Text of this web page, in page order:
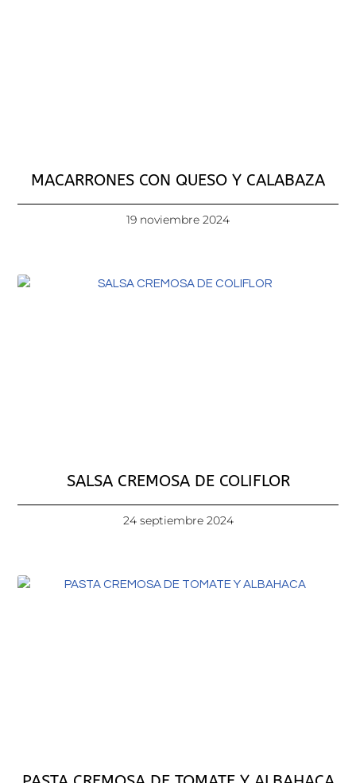
MACARRONES CON QUESO Y CALABAZA
19 noviembre 2024
SALSA CREMOSA DE COLIFLOR
24 septiembre 2024